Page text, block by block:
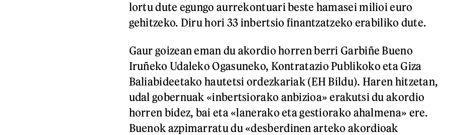
lortu dute egungo aurrekontuari beste hamasei milioi euro
gehitzeko. Diru hori 33 inbertsio finantzatzeko erabiliko dute.
Gaur goizean eman du akordio horren berri Garbiñe Bueno
Iruñeko Udaleko Ogasuneko, Kontratazio Publikoko eta Giza
Baliabideetako hautetsi ordezkariak (EH Bildu). Haren hitzetan,
udal gobernuak «inbertsiorako anbizioa» erakutsi du akordio
horren bidez, bai eta «lanerako eta gestiorako ahalmena» ere.
Buenok azpimarratu du «desberdinen arteko akordioak